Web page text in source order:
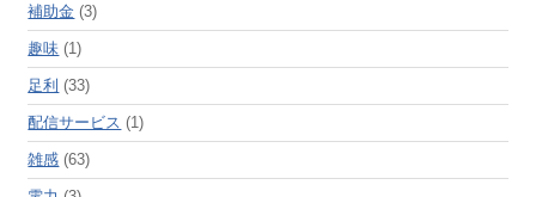
補助金 (3)
趣味 (1)
足利 (33)
配信サービス (1)
雑感 (63)